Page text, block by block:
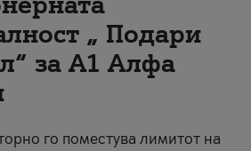
„ Подари
за А1 Алфа
го поместува лимитот на